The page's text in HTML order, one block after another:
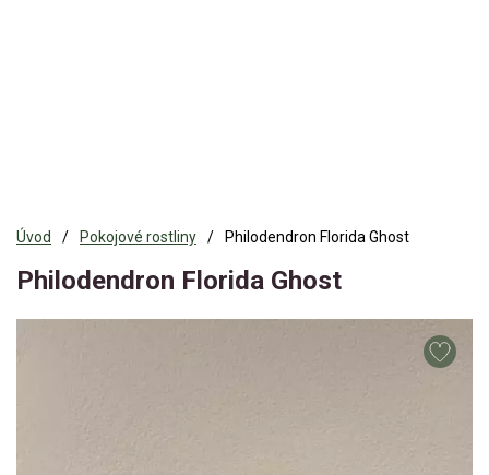
Úvod Pokojové rostliny Philodendron Florida Ghost
Philodendron Florida Ghost